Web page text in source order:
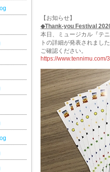
【お知らせ】
◆Thank-you Festival
本日、ミュージカル『テ
トの詳細が発表されまし
ご確認ください。
https://